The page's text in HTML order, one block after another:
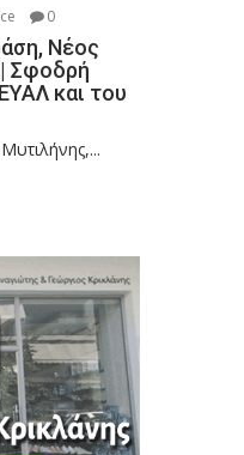
0
Νέος
Σφοδρή
και του